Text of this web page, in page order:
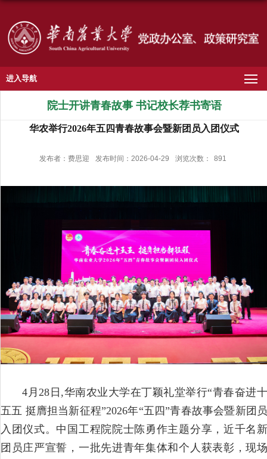
进入导航
院士开讲青春故事 书记校长荐书寄语
华农举行2026年五四青春故事会暨新团员入团仪式
发布者：费思迎 发布时间：2026-04-29 浏览次数： 891
4月28日,华南农业大学在丁颖礼堂举行“青春奋进十
五五 挺膺担当新征程”2026年“五四”青春故事会暨新团员
入团仪式。中国工程院院士陈勇作主题分享，近千名新
团员庄严宣誓，一批先进青年集体和个人获表彰，现